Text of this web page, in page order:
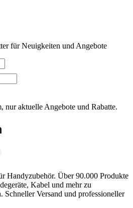
für Neuigkeiten und Angebote
nur aktuelle Angebote und Rabatte.
Handyzubehör. Über 90.000 Produkte
Kabel und mehr zu
Schneller Versand und professioneller